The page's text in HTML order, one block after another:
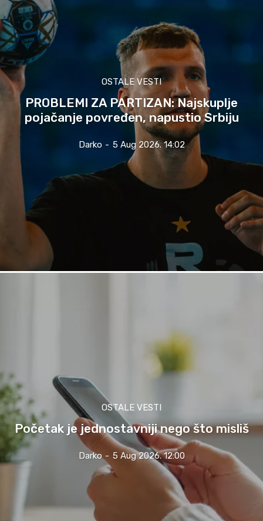
OSTALE VESTI
PROBLEMI ZA PARTIZAN: Najskuplje
pojačanje povređen, napustio Srbiju
Darko - 5 Aug 2026. 14:02
OSTALE VESTI
Početak je jednostavniji nego što misliš
Darko - 5 Aug 2026. 12:00